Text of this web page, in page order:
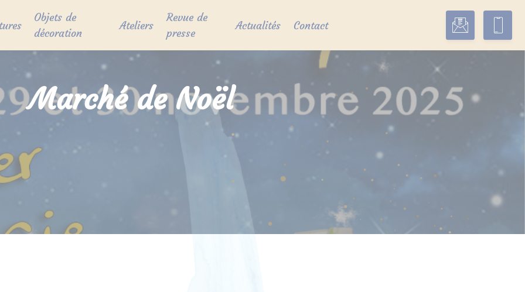
Objets de
décoration
Ateliers
Revue de
presse
Actualités Contact
Marché de Noël